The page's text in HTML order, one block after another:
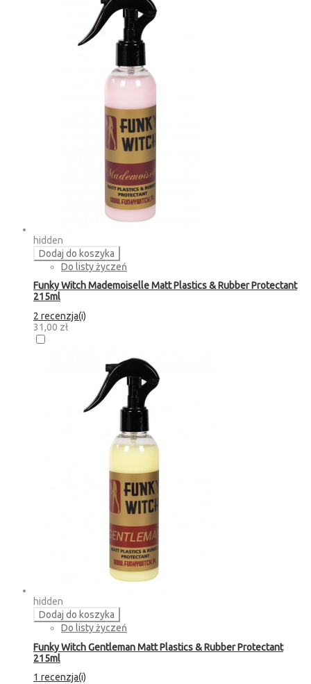
hidden
Dodaj do koszyka
Do listy życzeń
Funky Witch Mademoiselle Matt Plastics & Rubber Protectant
215ml
2 recenzja(i)
31,00 zł
hidden
Dodaj do koszyka
Do listy życzeń
Funky Witch Gentleman Matt Plastics & Rubber Protectant
215ml
1 recenzja(i)